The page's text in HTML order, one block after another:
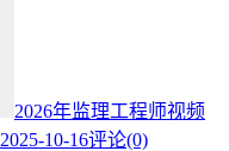
2026年监理工程师视频
2025-10-16评论(0)